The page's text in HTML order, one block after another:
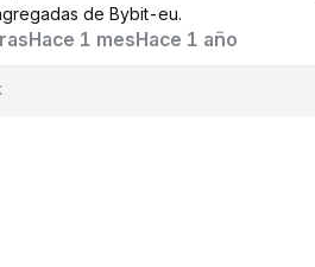
de Bybit-eu.
Hace 1 mesHace 1 año